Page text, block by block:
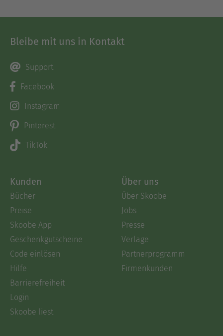
Bleibe mit uns in Kontakt
Support
Facebook
Instagram
Pinterest
TikTok
Kunden
Bücher
Preise
Skoobe App
Geschenkgutscheine
Code einlösen
Hilfe
Barrierefreiheit
Login
Skoobe liest
Über uns
Über Skoobe
Jobs
Presse
Verlage
Partnerprogramm
Firmenkunden